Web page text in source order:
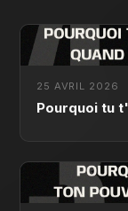
25 AVRIL 2026
Pourquoi tu